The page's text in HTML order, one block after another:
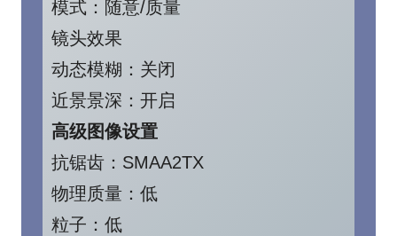
模式：随意/质量
镜头效果
动态模糊：关闭
近景景深：开启
高级图像设置
抗锯齿：SMAA2TX
物理质量：低
粒子：低